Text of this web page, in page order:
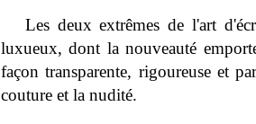
Les deux extrêmes de l'art
luxueux, dont la nouveauté
façon transparente, rigoureuse et
couture et la nudité.